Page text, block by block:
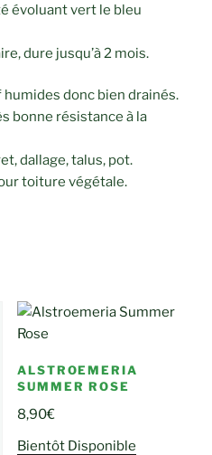
évoluant vert le bleu
dure jusqu’à 2 mois.
donc bien drainés.
bonne résistance à la
dallage, talus, pot.
toiture végétale.
ALSTROEMERIA
SUMMER ROSE
8,90€
Bientôt Disponible